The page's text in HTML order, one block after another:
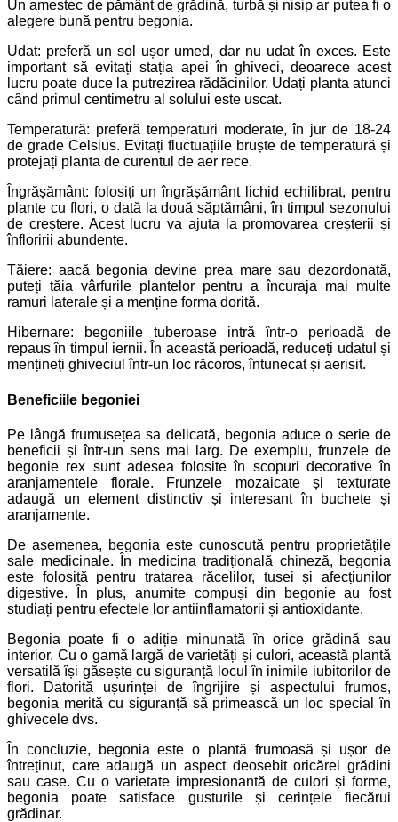
Un amestec de pământ de grădină, turbă și nisip ar putea fi o
alegere bună pentru begonia.
Udat: preferă un sol ușor umed, dar nu udat în exces. Este
important să evitați stația apei în ghiveci, deoarece acest
lucru poate duce la putrezirea rădăcinilor. Udați planta atunci
când primul centimetru al solului este uscat.
Temperatură: preferă temperaturi moderate, în jur de 18-24
de grade Celsius. Evitați fluctuațiile bruște de temperatură și
protejați planta de curentul de aer rece.
Îngrășământ: folosiți un îngrășământ lichid echilibrat, pentru
plante cu flori, o dată la două săptămâni, în timpul sezonului
de creștere. Acest lucru va ajuta la promovarea creșterii și
înfloririi abundente.
Tăiere: aacă begonia devine prea mare sau dezordonată,
puteți tăia vârfurile plantelor pentru a încuraja mai multe
ramuri laterale și a menține forma dorită.
Hibernare: begoniile tuberoase intră într-o perioadă de
repaus în timpul iernii. În această perioadă, reduceți udatul și
mențineți ghiveciul într-un loc răcoros, întunecat și aerisit.
Beneficiile begoniei
Pe lângă frumusețea sa delicată, begonia aduce o serie de
beneficii și într-un sens mai larg. De exemplu, frunzele de
begonie rex sunt adesea folosite în scopuri decorative în
aranjamentele florale. Frunzele mozaicate și texturate
adaugă un element distinctiv și interesant în buchete și
aranjamente.
De asemenea, begonia este cunoscută pentru proprietățile
sale medicinale. În medicina tradițională chineză, begonia
este folosită pentru tratarea răcelilor, tusei și afecțiunilor
digestive. În plus, anumite compuși din begonie au fost
studiați pentru efectele lor antiinflamatorii și antioxidante.
Begonia poate fi o adiție minunată în orice grădină sau
interior. Cu o gamă largă de varietăți și culori, această plantă
versatilă își găsește cu siguranță locul în inimile iubitorilor de
flori. Datorită ușurinței de îngrijire și aspectului frumos,
begonia merită cu siguranță să primească un loc special în
ghivecele dvs.
În concluzie, begonia este o plantă frumoasă și ușor de
întreținut, care adaugă un aspect deosebit oricărei grădini
sau case. Cu o varietate impresionantă de culori și forme,
begonia poate satisface gusturile și cerințele fiecărui
grădinar.